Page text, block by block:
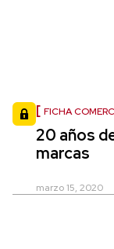
FICHA
20 años
marcas
marzo 15, 2020